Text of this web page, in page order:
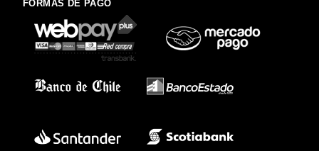
FORMAS DE PAGO